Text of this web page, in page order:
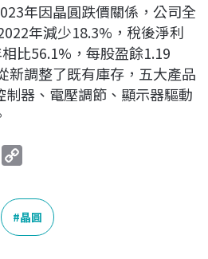
年因晶圓跌價關係，公司全
年減少18.3%，稅後淨利
比56.1%，每股盈餘1.19
新調整了既有庫存，五大產品
器、電壓調節、顯示器驅動
k
p
y
L
晶圓